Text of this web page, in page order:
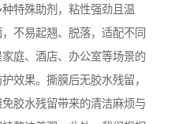
特殊助剂，粘性强劲且温
不易起翘、脱落，适配不同
庭、酒店、办公室等场景的
效果。撕膜后无胶水残留，
胶水残留带来的清洁麻烦与